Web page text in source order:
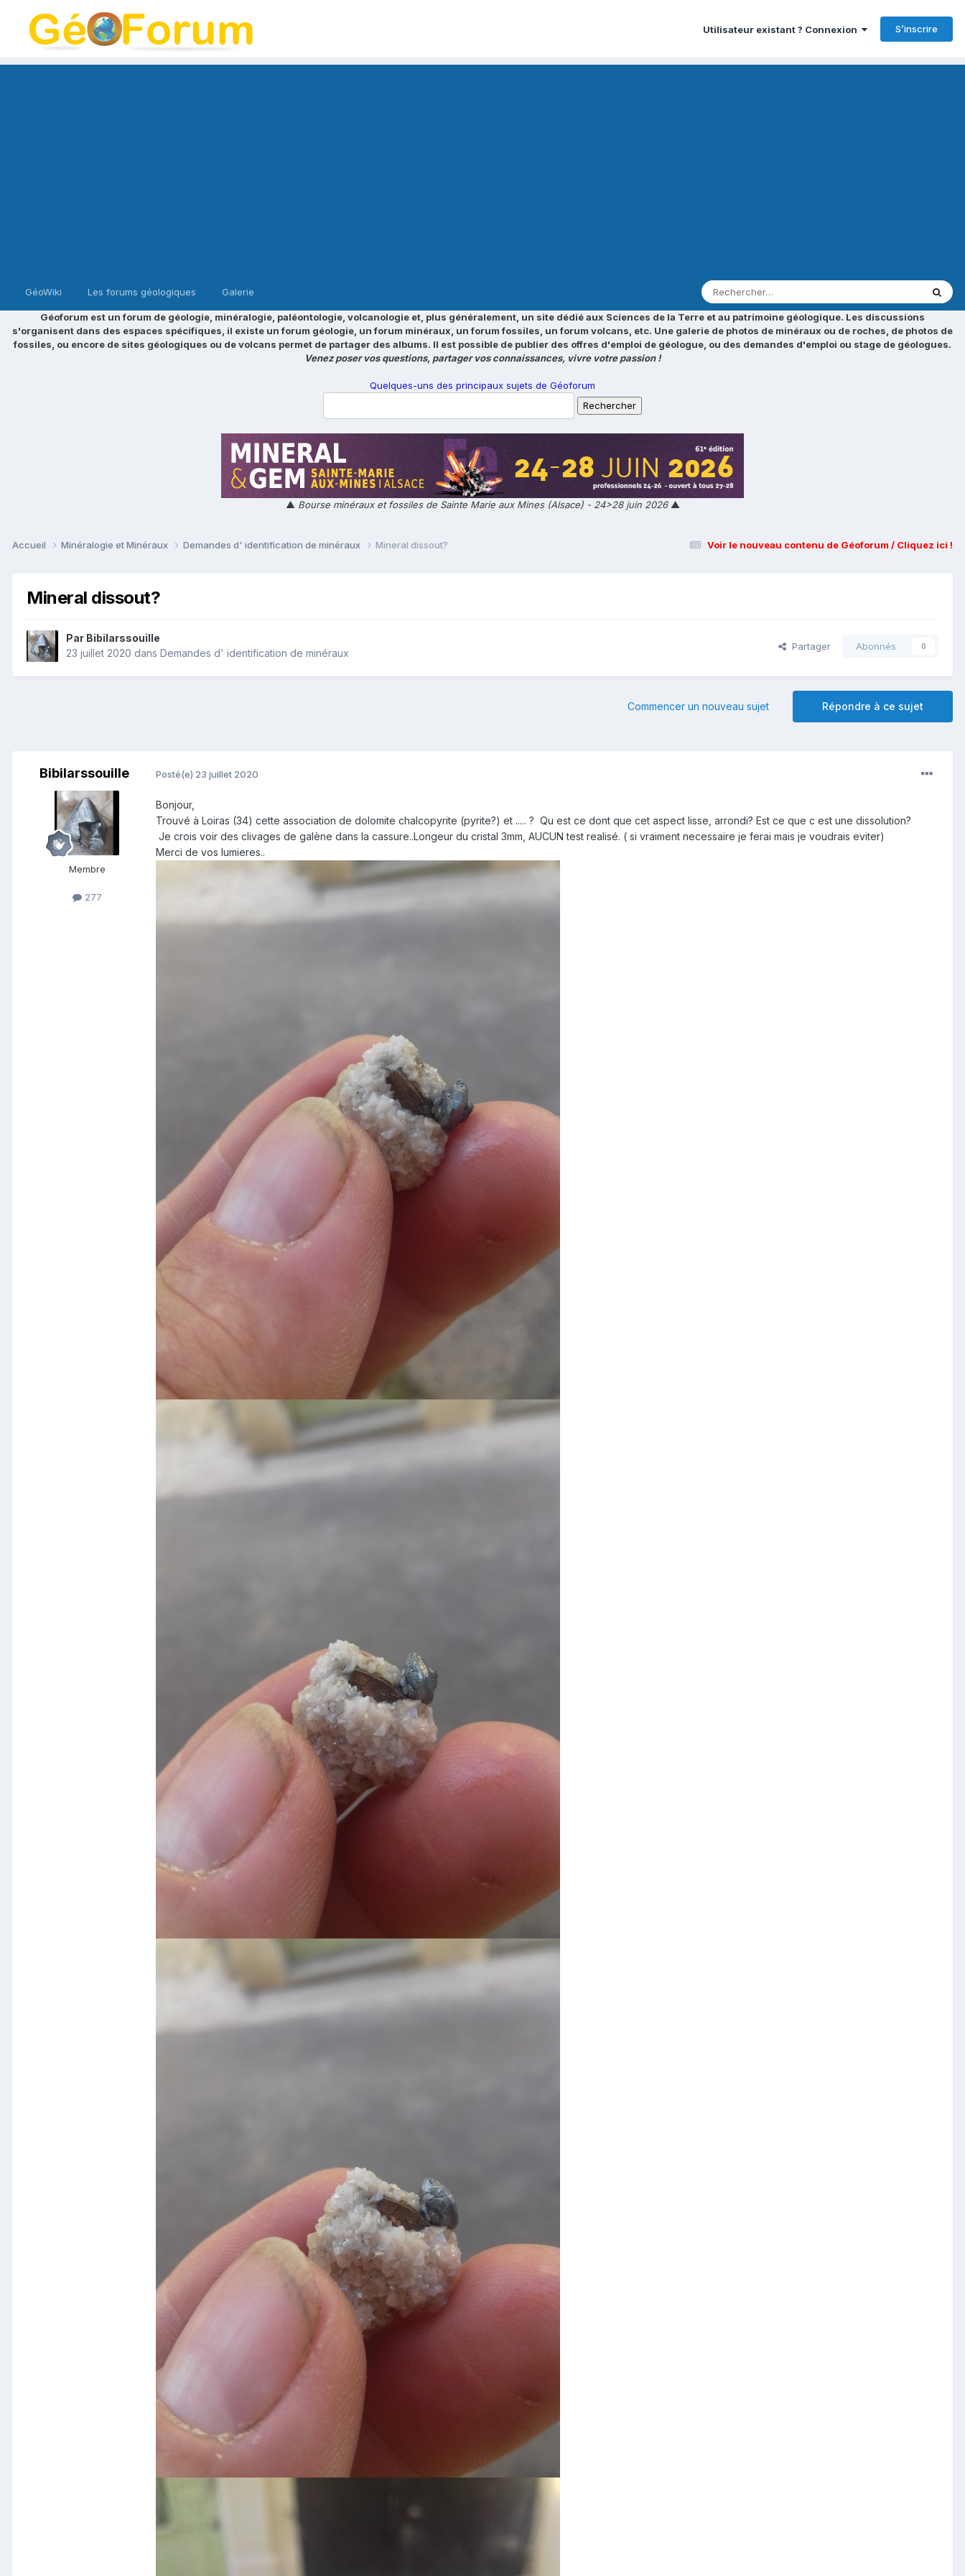
Utilisateur existant ? Connexion S’inscrire
GéoWiki Les forums géologiques Galerie
Géoforum est un forum de géologie, minéralogie, paléontologie, volcanologie et, plus généralement, un site dédié aux Sciences de la Terre et au patrimoine géologique. Les discussions
s'organisent dans des espaces spécifiques, il existe un forum géologie, un forum minéraux, un forum fossiles, un forum volcans, etc. Une galerie de photos de minéraux ou de roches, de photos de
fossiles, ou encore de sites géologiques ou de volcans permet de partager des albums. Il est possible de publier des offres d'emploi de géologue, ou des demandes d'emploi ou stage de géologues.
Venez poser vos questions, partager vos connaissances, vivre votre passion !
Quelques-uns des principaux sujets de Géoforum
▲ Bourse minéraux et fossiles de Sainte Marie aux Mines (Alsace) - 24>28 juin 2026▲
Voir le nouveau contenu de Géoforum / Cliquez ici !
Accueil Minéralogie et Minéraux Demandes d' identification de minéraux Mineral dissout?
Mineral dissout?
Par Bibilarssouille
23 juillet 2020 dans Demandes d' identification de minéraux
Partager Abonnés 0
Répondre à ce sujet
Commencer un nouveau sujet
Bibilarssouille
Membre
277
Posté(e) 23 juillet 2020
Bonjour,
Trouvé à Loiras (34) cette association de dolomite chalcopyrite (pyrite?) et ..... ? Qu est ce dont que cet aspect lisse, arrondi? Est ce que c est une dissolution?
Je crois voir des clivages de galène dans la cassure..Longeur du cristal 3mm, AUCUN test realisé. ( si vraiment necessaire je ferai mais je voudrais eviter)
Merci de vos lumieres..